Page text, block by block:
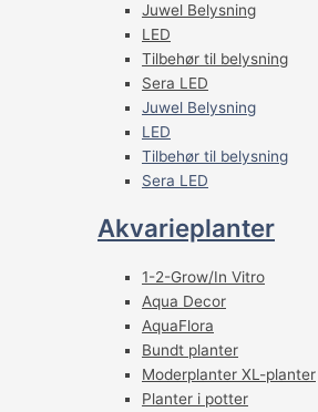
Juwel Belysning
LED
Tilbehør til belysning
Sera LED
Juwel Belysning
LED
Tilbehør til belysning
Sera LED
Akvarieplanter
1-2-Grow/In Vitro
Aqua Decor
AquaFlora
Bundt planter
Moderplanter XL-planter
Planter i potter